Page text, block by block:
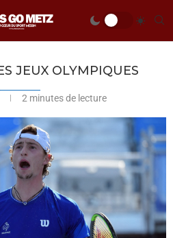
JEUX OLYMPIQUES
2 minutes de lecture